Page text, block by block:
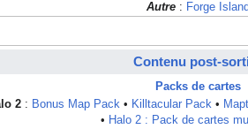
Autre: Forge Island
Contenu post-
Packs de cartes
2 : Bonus Map Pack • Killtacular Pack •
• Halo 2 : Pack de cartes